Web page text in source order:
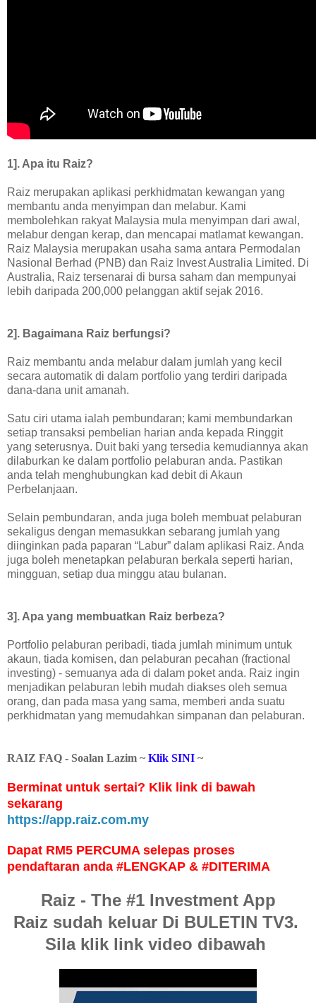
1]. Apa itu Raiz?
Raiz merupakan aplikasi perkhidmatan kewangan yang
membantu anda menyimpan dan melabur. Kami
membolehkan rakyat Malaysia mula menyimpan dari awal,
melabur dengan kerap, dan mencapai matlamat kewangan.
Raiz Malaysia merupakan usaha sama antara Permodalan
Nasional Berhad (PNB) dan Raiz Invest Australia Limited. Di
Australia, Raiz tersenarai di bursa saham dan mempunyai
lebih daripada 200,000 pelanggan aktif sejak 2016.
2]. Bagaimana Raiz berfungsi?
Raiz membantu anda melabur dalam jumlah yang kecil
secara automatik di dalam portfolio yang terdiri daripada
dana-dana unit amanah.
Satu ciri utama ialah pembundaran; kami membundarkan
setiap transaksi pembelian harian anda kepada Ringgit
yang seterusnya. Duit baki yang tersedia kemudiannya akan
dilaburkan ke dalam portfolio pelaburan anda. Pastikan
anda telah menghubungkan kad debit di Akaun
Perbelanjaan.
Selain pembundaran, anda juga boleh membuat pelaburan
sekaligus dengan memasukkan sebarang jumlah yang
diinginkan pada paparan “Labur” dalam aplikasi Raiz. Anda
juga boleh menetapkan pelaburan berkala seperti harian,
mingguan, setiap dua minggu atau bulanan.
3]. Apa yang membuatkan Raiz berbeza?
Portfolio pelaburan peribadi, tiada jumlah minimum untuk
akaun, tiada komisen, dan pelaburan pecahan (fractional
investing) - semuanya ada di dalam poket anda. Raiz ingin
menjadikan pelaburan lebih mudah diakses oleh semua
orang, dan pada masa yang sama, memberi anda suatu
perkhidmatan yang memudahkan simpanan dan pelaburan.
RAIZ FAQ - Soalan Lazim ~ Klik SINI ~
Berminat untuk sertai? Klik link di bawah
sekarang
https://app.raiz.com.my
Dapat RM5 PERCUMA selepas proses
pendaftaran anda #LENGKAP & #DITERIMA
Raiz - The #1 Investment App
Raiz sudah keluar Di BULETIN TV3.
Sila klik link video dibawah